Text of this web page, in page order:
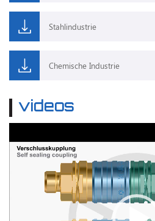
Stahlindustrie
Chemische Industrie
videos
Player